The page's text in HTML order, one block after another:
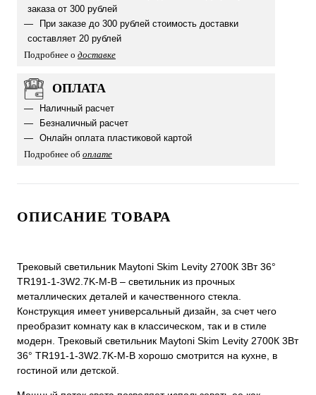
заказа от 300 рублей
При заказе до 300 рублей стоимость доставки
составляет 20 рублей
Подробнее о доставке
ОПЛАТА
Наличный расчет
Безналичный расчет
Онлайн оплата пластиковой картой
Подробнее об оплате
ОПИСАНИЕ ТОВАРА
Трековый светильник Maytoni Skim Levity 2700К 3Вт 36°
TR191-1-3W2.7K-M-B – светильник из прочных
металлических деталей и качественного стекла.
Конструкция имеет универсальный дизайн, за счет чего
преобразит комнату как в классическом, так и в стиле
модерн. Трековый светильник Maytoni Skim Levity 2700К 3Вт
36° TR191-1-3W2.7K-M-B хорошо смотрится на кухне, в
гостиной или детской.